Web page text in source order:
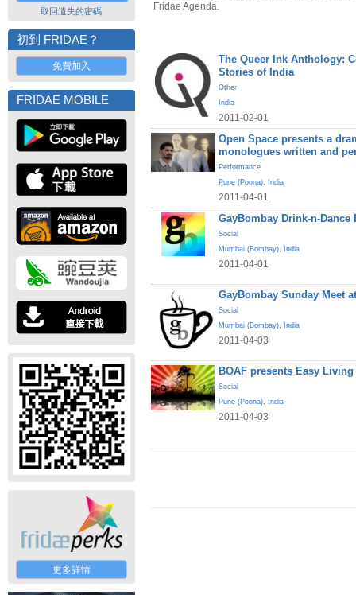
取回遺失的密碼
初到 FRIDAE？
免費加入
FRIDAE MOBILE
更多詳情
Fridae Agenda.
The Queer Ink Anthology:
Stories of India
Other
India
2011-02-01
Open Space presents a
monologues written and
Performance
Pune (Poona), India
2011-04-01
GayBombay Drink-n-Dance
Social
Mumbai (Bombay), India
2011-04-01
GayBombay Sunday Meet
Social
Mumbai (Bombay), India
2011-04-03
BOAF presents Easy
Social
Pune (Poona), India
2011-04-03